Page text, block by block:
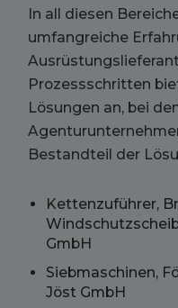
In all diesen
umfangreiche
Prozessschritten
Lösungen an, bei
Bestandteil der
Kettenzuführer,
GmbH
Siebmaschinen,
Jöst GmbH